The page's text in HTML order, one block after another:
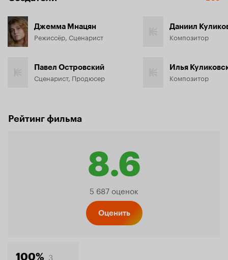
Джемма Мнацян
Режиссёр, Сценарист
Павел Островский
Сценарист, Продюсер
Даниил
Композитор
Илья
Композитор
Рейтинг фильма
8.6
Рейтинг
5 687 оценок
Оценить
100% 3